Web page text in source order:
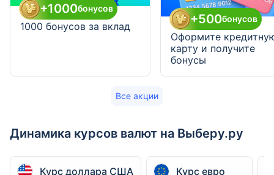
Все акции
+1000бонусов
1000 бонусов за вклад +500бонусов
Оформите
карту и получите
бонусы
Динамика курсов валют на Выберу.ру
Курс доллара США Курс евро